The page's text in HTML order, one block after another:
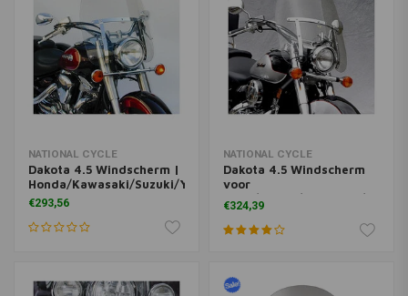
NATIONAL CYCLE
Dakota 4.5 Windscherm |
Honda/Kawasaki/Suzuki/Yamaha
€293,56
NATIONAL CYCLE
Dakota 4.5 Windscherm
voor
BMW/Honda/Kawasaki/
| Helder
€324,39